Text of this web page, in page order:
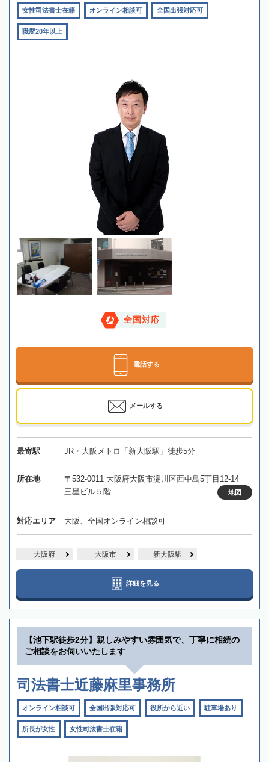
女性司法書士在籍 オンライン相談可 全国出張対応可
職歴20年以上
全国対応
電話する
メールする
最寄駅 JR・大阪メトロ「新大阪駅」徒歩5分
所在地
〒532-0011 大阪府大阪市淀川区西中島5丁目12-14
三星ビル５階
地図
対応エリア 大阪、全国オンライン相談可
大阪府 大阪市 新大阪駅
詳細を見る
【池下駅徒歩2分】親しみやすい雰囲気で、丁寧に相続の
ご相談をお伺いいたします
司法書士近藤麻里事務所
オンライン相談可 全国出張対応可 役所から近い 駐車場あり
所長が女性 女性司法書士在籍